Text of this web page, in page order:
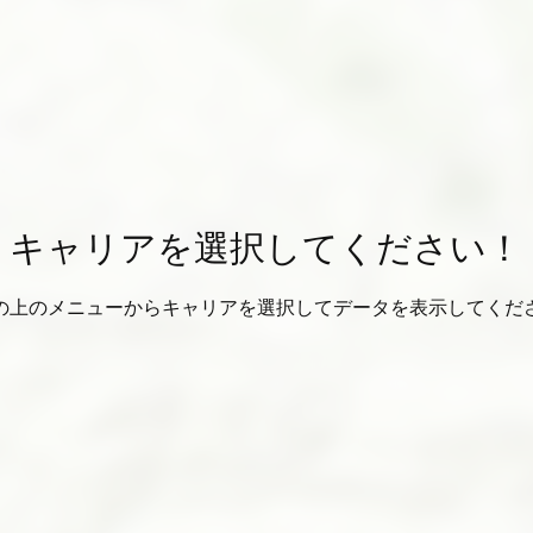
キャリアを選択してください！
上のメニューからキャリアを選択してデータを表示してくだ